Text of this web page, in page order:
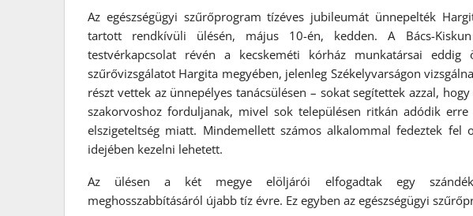
Az egészségügyi szűrőprogram tízéves jubileumát ünnepelték
tartott rendkívüli ülésén, május 10-én, kedden. A Bács-
testvérkapcsolat révén a kecskeméti kórház munkatársai eddig
szűrővizsgálatot Hargita megyében, jelenleg Székelyvarságon
részt vettek az ünnepélyes tanácsülésen – sokat segítettek azzal,
szakorvoshoz forduljanak, mivel sok településen ritkán adódik
elszigeteltség miatt. Mindemellett számos alkalommal fedeztek fel
idejében kezelni lehetett.
Az ülésen a két megye elöljárói elfogadtak egy
meghosszabbításáról újabb tíz évre. Ez egyben az egészségügyi